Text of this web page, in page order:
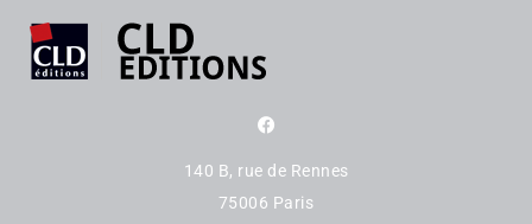
140 B, rue de Rennes
75006 Paris